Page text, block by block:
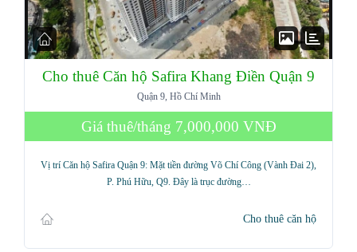
Cho thuê Căn hộ Safira Khang Điền Quận 9
Quận 9, Hồ Chí Minh
Giá thuê/tháng 7,000,000 VNĐ
Vị trí Căn hộ Safira Quận 9: Mặt tiền đường Võ Chí Công (Vành Đai 2),
P. Phú Hữu, Q9. Đây là trục đường…
Cho thuê căn hộ